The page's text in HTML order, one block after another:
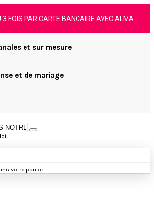
3 FOIS PAR CARTE BANCAIRE AVEC ALMA
et sur mesure
et de mariage
votre panier